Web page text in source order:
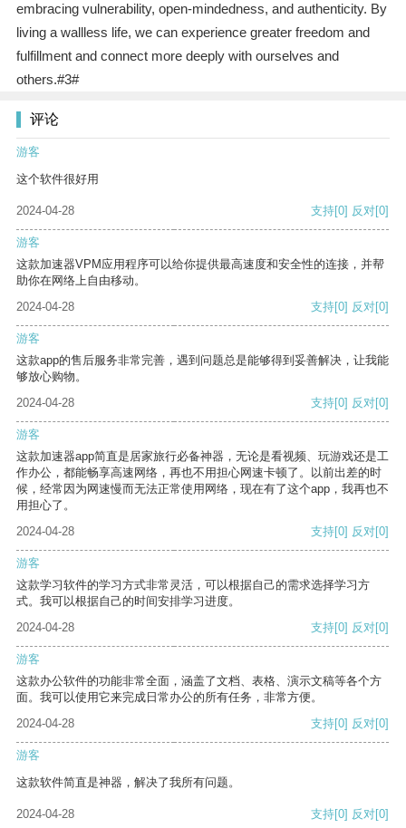
embracing vulnerability, open-mindedness, and authenticity. By
living a wallless life, we can experience greater freedom and
fulfillment and connect more deeply with ourselves and
others.#3#
评论
游客
这个软件很好用
2024-04-28 支持[0] 反对[0]
游客
这款加速器VPM应用程序可以给你提供最高速度和安全性的连接，并帮
助你在网络上自由移动。
2024-04-28
支持[0] 反对[0]
游客
这款app的售后服务非常完善，遇到问题总是能够得到妥善解决，让我能
够放心购物。
2024-04-28
支持[0] 反对[0]
游客
这款加速器app简直是居家旅行必备神器，无论是看视频、玩游戏还是工
作办公，都能畅享高速网络，再也不用担心网速卡顿了。以前出差的时
候，经常因为网速慢而无法正常使用网络，现在有了这个app，我再也不
用担心了。
2024-04-28
支持[0] 反对[0]
游客
这款学习软件的学习方式非常灵活，可以根据自己的需求选择学习方
式。我可以根据自己的时间安排学习进度。
2024-04-28
支持[0] 反对[0]
游客
这款办公软件的功能非常全面，涵盖了文档、表格、演示文稿等各个方
面。我可以使用它来完成日常办公的所有任务，非常方便。
2024-04-28
支持[0] 反对[0]
游客
这款软件简直是神器，解决了我所有问题。
2024-04-28 支持[0] 反对[0]